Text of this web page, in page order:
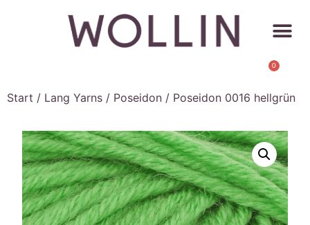
0
Start / Lang Yarns / Poseidon / Poseidon 0016 hellgrün